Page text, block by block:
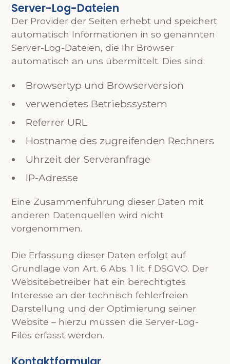
Server-Log-Dateien
Der Provider der Seiten erhebt und speichert
automatisch Informationen in so genannten
Server-Log-Dateien, die Ihr Browser
automatisch an uns übermittelt. Dies sind:
Browsertyp und Browserversion
verwendetes Betriebssystem
Referrer URL
Hostname des zugreifenden Rechners
Uhrzeit der Serveranfrage
IP-Adresse
Eine Zusammenführung dieser Daten mit
anderen Datenquellen wird nicht
vorgenommen.
Die Erfassung dieser Daten erfolgt auf
Grundlage von Art. 6 Abs. 1 lit. f DSGVO. Der
Websitebetreiber hat ein berechtigtes
Interesse an der technisch fehlerfreien
Darstellung und der Optimierung seiner
Website – hierzu müssen die Server-Log-
Files erfasst werden.